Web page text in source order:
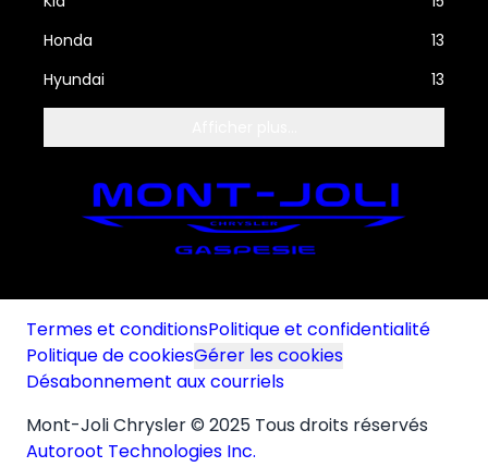
Honda
13
Hyundai
13
Termes et conditionsPolitique et confidentialité
Politique de cookiesGérer les cookies
Désabonnement aux courriels
Mont-Joli Chrysler © 2025 Tous droits réservés
Autoroot Technologies Inc.